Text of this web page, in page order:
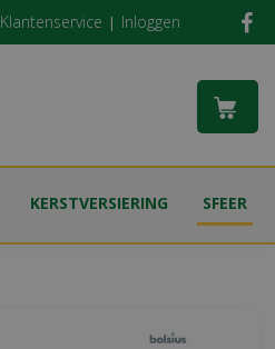
Klantenservice Inloggen
KERSTVERSIERING SFEER